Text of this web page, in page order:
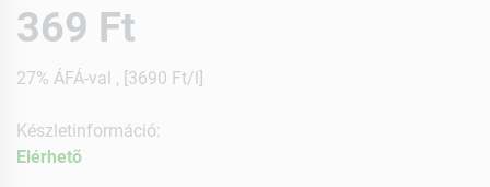
369 Ft
27% ÁFÁ-val , [3690 Ft/l]
Készletinformáció:
Elérhetõ